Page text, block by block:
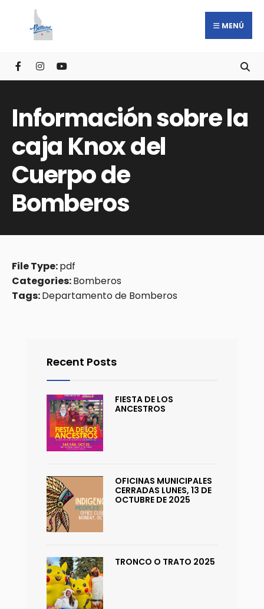
MENÚ
Información sobre la
caja Knox del
Cuerpo de
Bomberos
File Type:pdf
Categories:Bomberos
Tags:Departamento de Bomberos
Recent Posts
FIESTA DE LOS
ANCESTROS
OFICINAS MUNICIPALES
CERRADAS LUNES, 13 DE
OCTUBRE DE 2025
TRONCO O TRATO 2025